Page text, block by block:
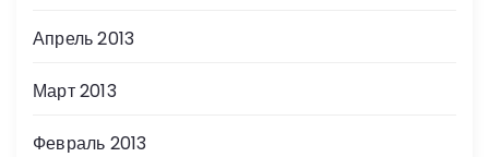
Апрель 2013
Март 2013
Февраль 2013